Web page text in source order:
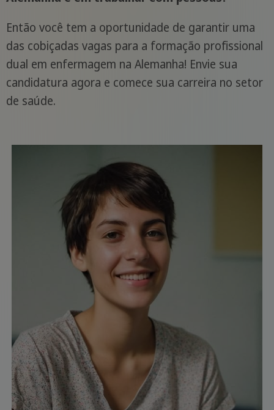
Então você tem a oportunidade de garantir uma
das cobiçadas vagas para a formação profissional
dual em enfermagem na Alemanha! Envie sua
candidatura agora e comece sua carreira no setor
de saúde.